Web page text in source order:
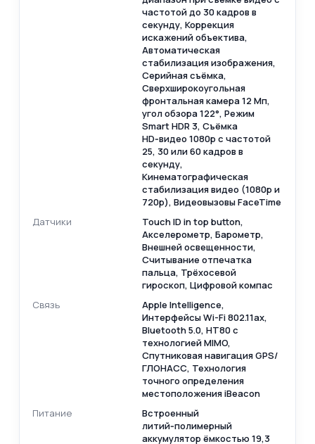
частотой до 30 кадров в
секунду, Коррекция
искажений объектива,
Автоматическая
стабилизация изображения,
Серийная съёмка,
Сверхширокоугольная
фронтальная камера 12 Мп,
угол обзора 122°, Режим
Smart HDR 3, Съёмка
HD‑видео 1080p с частотой
25, 30 или 60 кадров в
секунду,
Кинематографическая
стабилизация видео (1080p и
720p), Видеовызовы FaceTime
Датчики
Touch ID in top button,
Акселерометр, Барометр,
Внешней освещенности,
Считывание отпечатка
пальца, Трёхосевой
гироскоп, Цифровой компас
Связь
Apple Intelligence,
Интерфейсы Wi-Fi 802.11ax,
Bluetooth 5.0, HT80 с
технологией MIMO,
Спутниковая навигация GPS/
ГЛОНАСС, Технология
точного определения
местоположения iBeacon
Питание
Встроенный
литий‑полимерный
аккумулятор ёмкостью 19,3